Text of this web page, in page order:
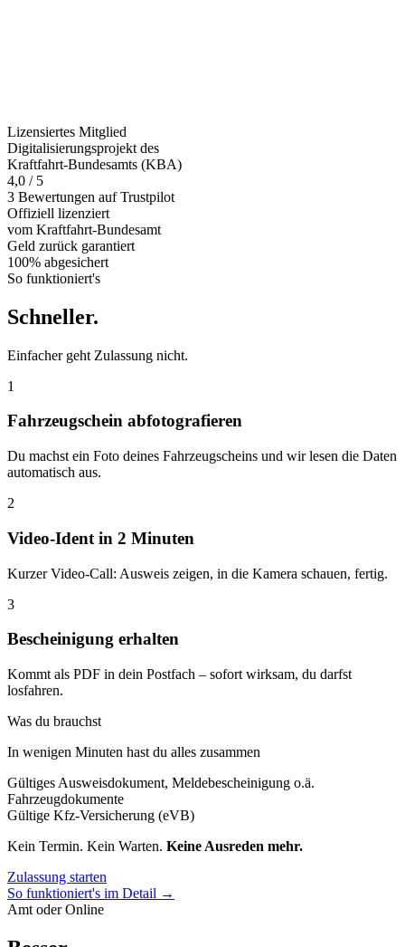
Lizensiertes Mitglied
Digitalisierungsprojekt des
Kraftfahrt-Bundesamts (KBA)
4,0 / 5
3 Bewertungen auf Trustpilot
Offiziell lizenziert
vom Kraftfahrt-Bundesamt
Geld zurück garantiert
100% abgesichert
So funktioniert's
Schneller.
Einfacher geht Zulassung nicht.
1
Fahrzeugschein abfotografieren
Du machst ein Foto deines Fahrzeugscheins und wir lesen die Daten
automatisch aus.
2
Video-Ident in 2 Minuten
Kurzer Video-Call: Ausweis zeigen, in die Kamera schauen, fertig.
3
Bescheinigung erhalten
Kommt als PDF in dein Postfach – sofort wirksam, du darfst
losfahren.
Was du brauchst
In wenigen Minuten hast du alles zusammen
Gültiges Ausweisdokument, Meldebescheinigung o.ä.
Fahrzeugdokumente
Gültige Kfz-Versicherung (eVB)
Kein Termin. Kein Warten. Keine Ausreden mehr.
Zulassung starten
So funktioniert's im Detail →
Amt oder Online